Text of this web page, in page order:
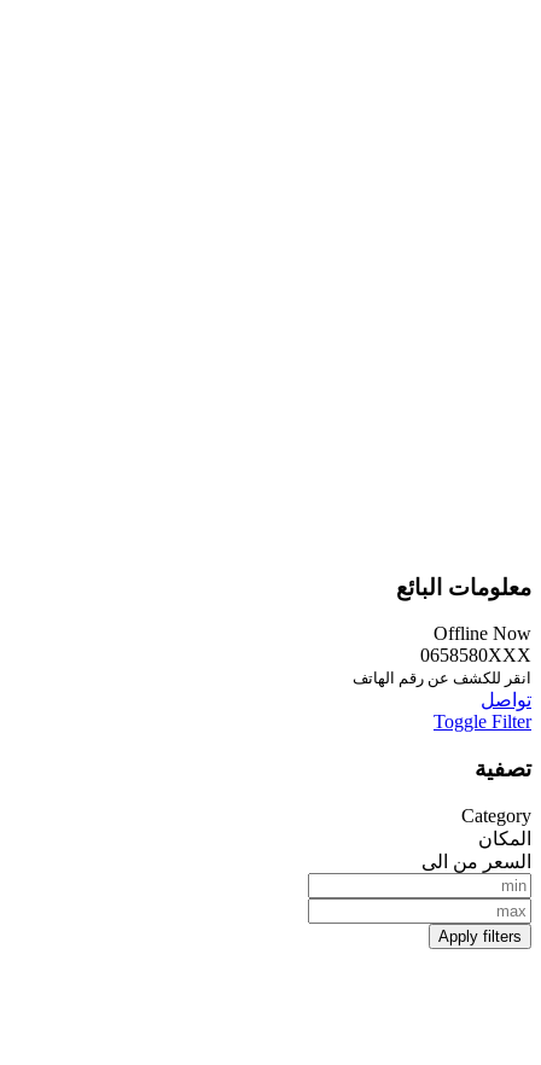
معلومات البائع
Offline Now
0658580XXX
انقر للكشف عن رقم الهاتف
تواصل
Toggle Filter
تصفية
Category
المكان
السعر من الى
Apply filters